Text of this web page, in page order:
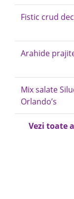
Fistic crud
Arahide
Mix salate
Orlando’s
Vezi toate